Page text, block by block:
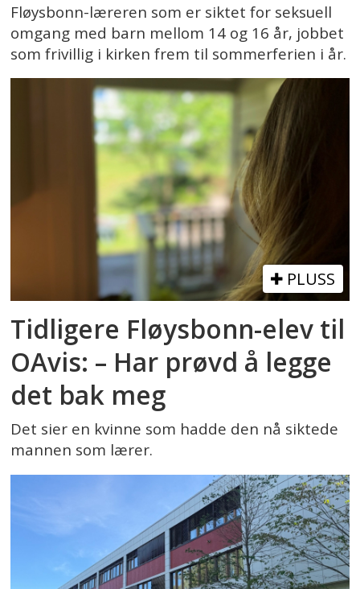
Fløysbonn-læreren som er siktet for seksuell
omgang med barn mellom 14 og 16 år, jobbet
som frivillig i kirken frem til sommerferien i år.
PLUSS
Tidligere Fløysbonn-elev til
OAvis: – Har prøvd å legge
det bak meg
Det sier en kvinne som hadde den nå siktede
mannen som lærer.